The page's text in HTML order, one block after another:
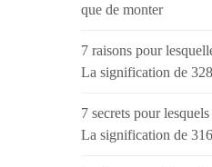
que de monter
7 raisons pour
La signification de 328
7 secrets pour
La signification de 316